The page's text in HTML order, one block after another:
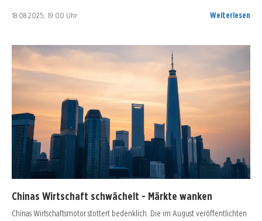
18.08.2025, 19:00 Uhr Weiterlesen
Chinas Wirtschaft schwächelt - Märkte wanken
Chinas Wirtschaftsmotor stottert bedenklich. Die im August veröffentlichten